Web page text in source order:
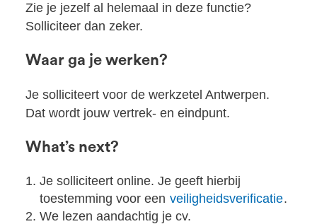
Zie je jezelf al helemaal in deze functie?
Solliciteer dan zeker.
Waar ga je werken?
Je solliciteert voor de werkzetel Antwerpen.
Dat wordt jouw vertrek- en eindpunt.
What’s next?
Je solliciteert online. Je geeft hierbij
toestemming voor een veiligheidsverificatie.
We lezen aandachtig je cv.